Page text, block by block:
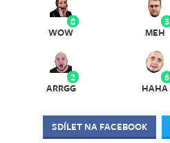
8
WOW
3
MEH
2
ARRGG
6
HAHA
SDÍLET NA FACEBOOK